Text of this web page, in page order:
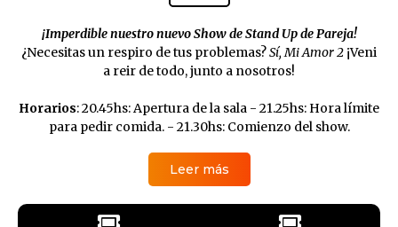
¡Imperdible nuestro nuevo Show de Stand Up de Pareja!
¿Necesitas un respiro de tus problemas?Sí, Mi Amor 2 ¡Veni
a reir de todo, junto a nosotros!
Horarios: 20.45hs: Apertura de la sala - 21.25hs: Hora límite
para pedir comida. - 21.30hs: Comienzo del show.
Leer más